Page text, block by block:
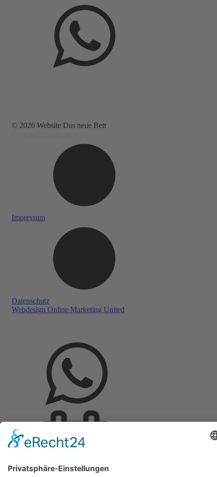
© 2026 Website Das neue Bett
Impressum
Datenschutz
Webdesign Online Marketing United